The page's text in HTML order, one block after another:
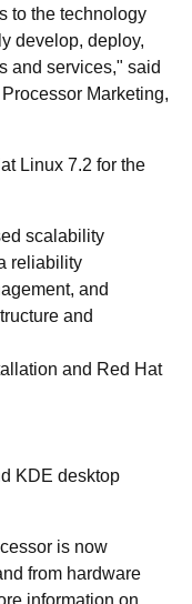
to the technology
develop, deploy,
and services," said
Marketing,
Linux 7.2 for the
scalability
reliability
and
and
and Red Hat
KDE desktop
is now
from hardware
information on